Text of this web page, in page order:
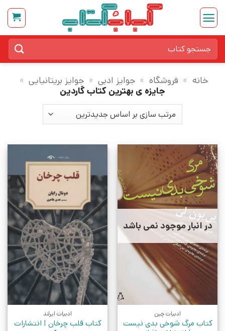
Skip
content
برای:
خانه » فروشگاه » جوایز ادبی » جوایز بریتانیایی »
جایزه ی بهترین کتاب گاردین
در انبار موجود نمی باشد
ادبیات چین
کتاب مرگ شوخی بدی نیست
ادبیات ایرلند
کتاب قلب چرخان | انتشارات